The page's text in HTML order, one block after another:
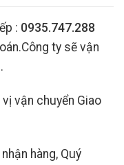
: 0935.747.288
ty sẽ vận
vận chuyển Giao
hàng, Quý